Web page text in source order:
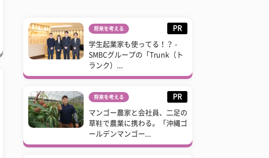
将来を考える PR
学生起業家も使ってる！？ -
SMBCグループの「Trunk（ト
ランク）...
将来を考える PR
マンゴー農家と会社員、二足の
草鞋で農業に携わる。「沖縄ゴ
ールデンマンゴー...